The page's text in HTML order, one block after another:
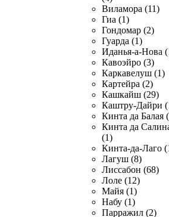
Виламора (11)
Гиа (1)
Гондомар (2)
Гуарда (1)
Иданья-а-Нова
Кавоэйро (3)
Каркавелуш (1)
Картейра (2)
Кашкайш (29)
Каштру-Дайри
Кинта да Балая
Кинта да
(1)
Кинта-да-Лаго
Лагуш (8)
Лиссабон (68)
Лоле (12)
Майя (1)
Набу (1)
Парражил (2)